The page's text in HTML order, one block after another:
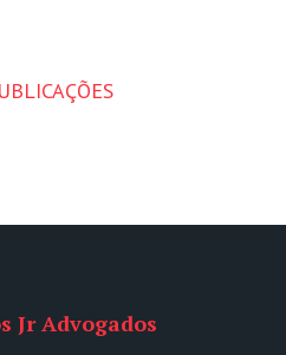
Jr Advogados